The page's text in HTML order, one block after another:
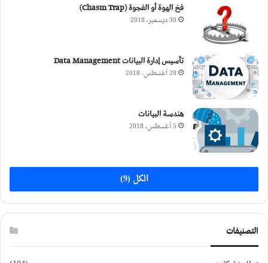
فخ الهوة أو الفجوة (Chasm Trap)
30 ديسمبر، 2018
تأسيس إدارة البيانات Data Management
28 أغسطس، 2018
هندسة البيانات
5 أغسطس، 2018
الكل (9)
التصنيفات